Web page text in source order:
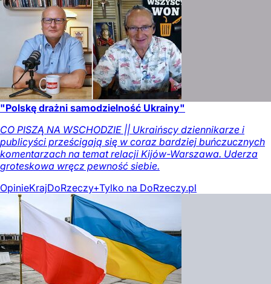
"Polskę drażni samodzielność Ukrainy"
CO PISZĄ NA WSCHODZIE || Ukraińscy dziennikarze i
publicyści prześcigają się w coraz bardziej buńczucznych
komentarzach na temat relacji Kijów-Warszawa. Uderza
groteskowa wręcz pewność siebie.
OpinieKrajDoRzeczy+Tylko na DoRzeczy.pl